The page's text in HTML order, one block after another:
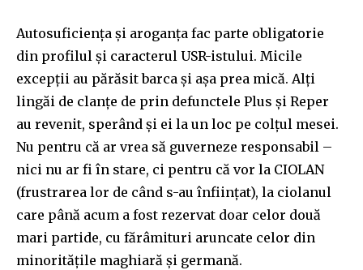
Autosuficiența și aroganța fac parte obligatorie
din profilul și caracterul USR-istului. Micile
excepții au părăsit barca și așa prea mică. Alți
lingăi de clanțe de prin defunctele Plus și Reper
au revenit, sperând și ei la un loc pe colțul mesei.
Nu pentru că ar vrea să guverneze responsabil –
nici nu ar fi în stare, ci pentru că vor la CIOLAN
(frustrarea lor de când s-au înființat), la ciolanul
care până acum a fost rezervat doar celor două
mari partide, cu fărâmituri aruncate celor din
minoritățile maghiară și germană.